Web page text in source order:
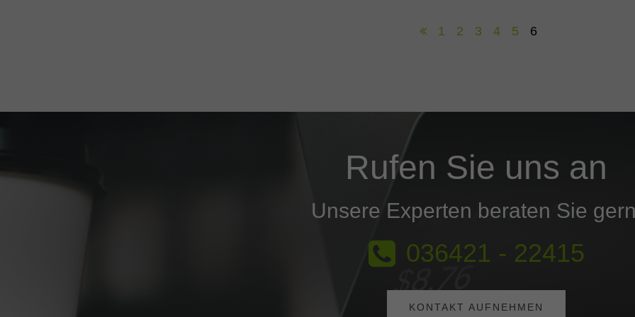
1 2 3 4 5 6
Rufen Sie uns an
Unsere Experten beraten Sie
036421 - 22415
KONTAKT AUFNEHMEN